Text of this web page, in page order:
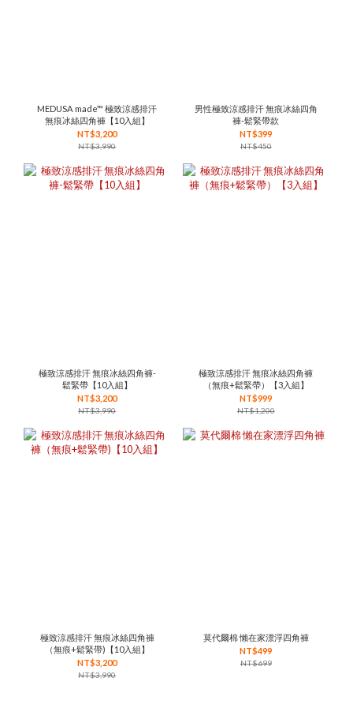
MEDUSA made™ 極致涼感排汗
無痕冰絲四角褲【10入組】
NT$3,200
NT$3,990
男性極致涼感排汗 無痕冰絲四角
褲-鬆緊帶款
NT$399
NT$450
極致涼感排汗 無痕冰絲四角褲-
鬆緊帶【10入組】
NT$3,200
NT$3,990
極致涼感排汗 無痕冰絲四角褲
（無痕+鬆緊帶）【3入組】
NT$999
NT$1,200
極致涼感排汗 無痕冰絲四角褲
（無痕+鬆緊帶)【10入組】
NT$3,200
NT$3,990
莫代爾棉 懶在家漂浮四角褲
NT$499
NT$699